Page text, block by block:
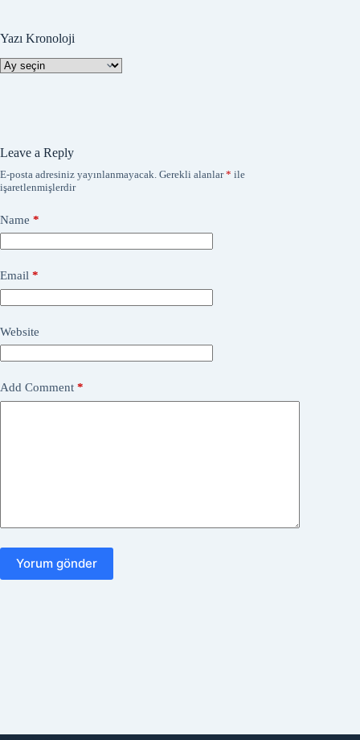
Yazı Kronoloji
Yazı
Kronoloji
Leave a Reply
E-posta adresiniz yayınlanmayacak. Gerekli alanlar* ile
işaretlenmişlerdir
Name *
Email *
Website
Add Comment *
Yorum gönder